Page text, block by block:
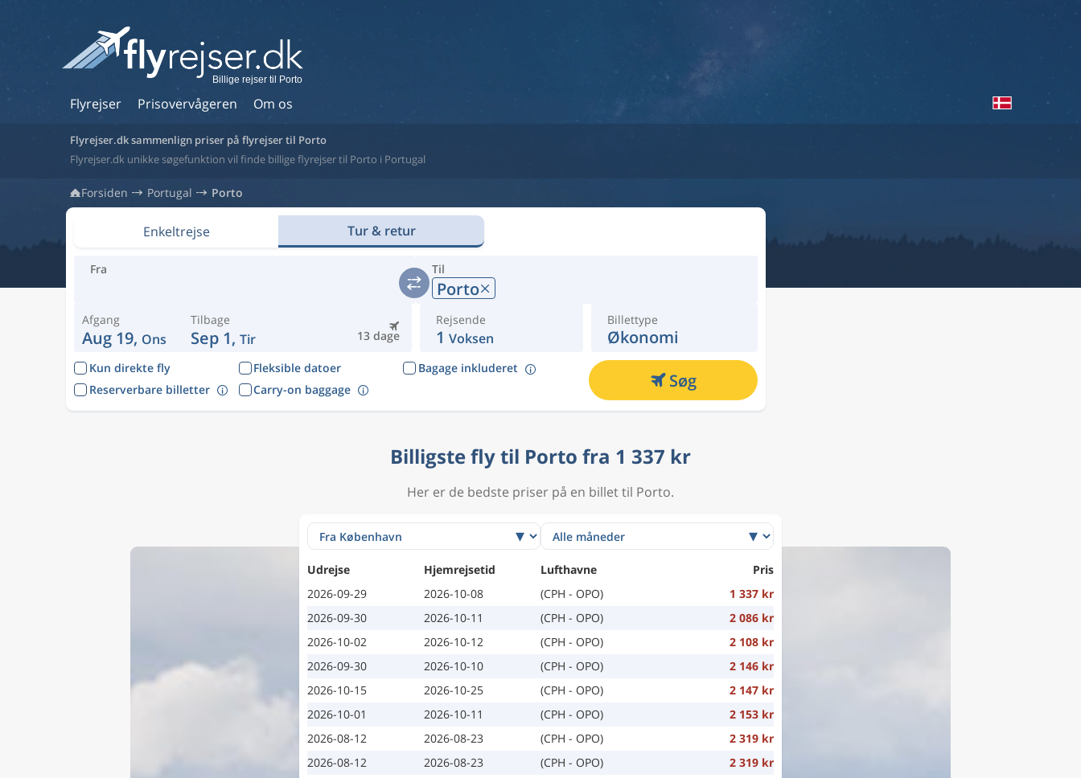
Flyrejser Prisovervågeren Om os
Billige rejser til Porto
Flyrejser.dk sammenlign priser på flyrejser til Porto
Flyrejser.dk unikke søgefunktion vil finde billige flyrejser til Porto i Portugal
Forsiden Portugal Porto
Enkeltrejse Tur & retur
Fra Til
Porto
Afgang
Aug 19, Ons 13 dage
Tilbage
Sep 1, Tir
Rejsende
1 Voksen
Billettype
Økonomi
Kun direkte fly Fleksible datoer
Bagage inkluderet
Reserverbare billetter
Carry-on baggage Søg
Billigste fly til Porto fra 1 337 kr
Her er de bedste priser på en billet til Porto.
Udrejse Hjemrejsetid Lufthavne
Pris
2026-09-29
2026-10-08 (CPH - OPO)
1 337 kr
2026-09-30
2026-10-11 (CPH - OPO)
2 086 kr
2026-10-02
2026-10-12 (CPH - OPO)
2 108 kr
2026-09-30
2026-10-10 (CPH - OPO)
2 146 kr
2026-10-15
2026-10-25 (CPH - OPO)
2 147 kr
2026-10-01
2026-10-11 (CPH - OPO)
2 153 kr
2026-08-12
2026-08-23 (CPH - OPO)
2 319 kr
2026-08-12
2026-08-23 (CPH - OPO)
2 319 kr